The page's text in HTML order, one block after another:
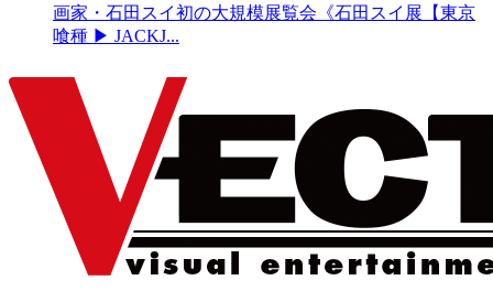
画家・石田スイ初の大規模展覧会《石田スイ展【東京
喰種 ▶ JACKJ...